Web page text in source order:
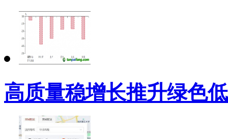
高质量稳增长推升绿色